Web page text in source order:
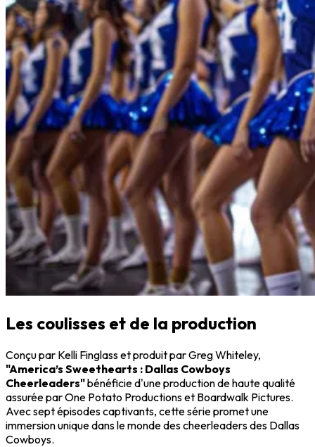
Les coulisses et de la production
Conçu par Kelli Finglass et produit par Greg Whiteley,
"America’s Sweethearts : Dallas Cowboys
Cheerleaders"bénéficie d'une production de haute qualité
assurée par One Potato Productions et Boardwalk Pictures.
Avec sept épisodes captivants, cette série promet une
immersion unique dans le monde des cheerleaders des Dallas
Cowboys.